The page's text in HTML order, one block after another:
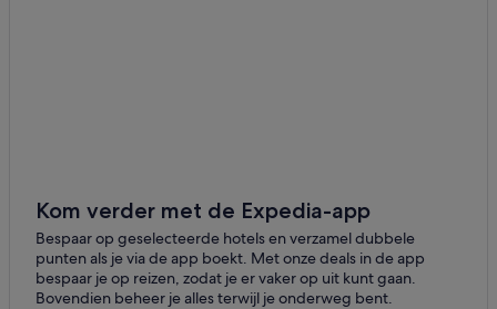
Kom verder met de Expedia-app
Bespaar op geselecteerde hotels en verzamel dubbele
punten als je via de app boekt. Met onze deals in de app
bespaar je op reizen, zodat je er vaker op uit kunt gaan.
Bovendien beheer je alles terwijl je onderweg bent.